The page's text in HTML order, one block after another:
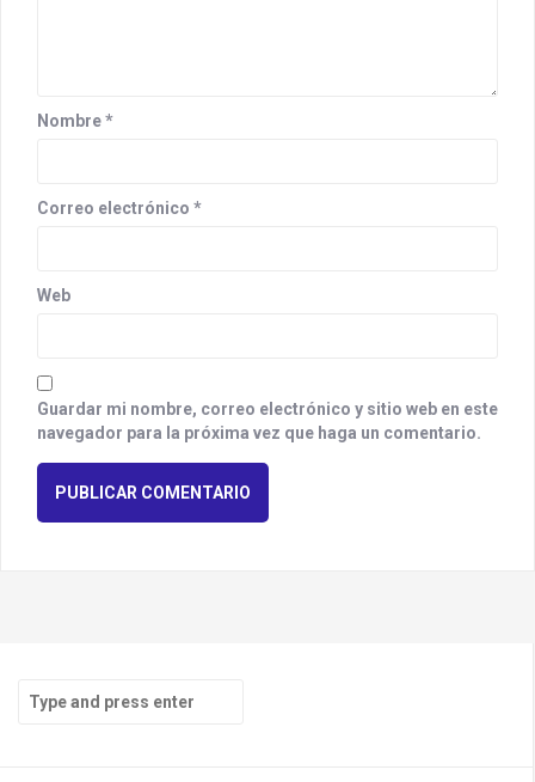
Nombre*
Correo electrónico *
Web
Guardar mi nombre, correo electrónico y sitio web en este
navegador para la próxima vez que haga un comentario.